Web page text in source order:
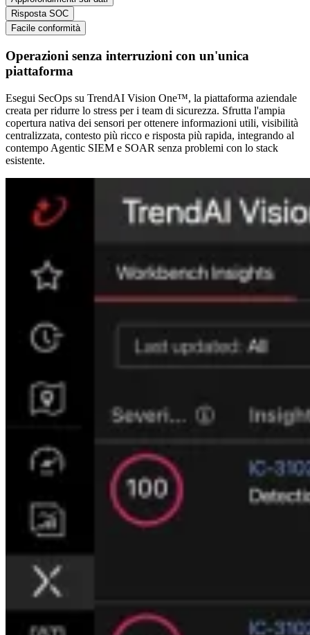
Risposta SOC
Facile conformità
Operazioni senza interruzioni con un'unica
piattaforma
Esegui SecOps su TrendAI Vision One™, la piattaforma aziendale
creata per ridurre lo stress per i team di sicurezza. Sfrutta l'ampia
copertura nativa dei sensori per ottenere informazioni utili, visibilità
centralizzata, contesto più ricco e risposta più rapida, integrando al
contempo Agentic SIEM e SOAR senza problemi con lo stack
esistente.